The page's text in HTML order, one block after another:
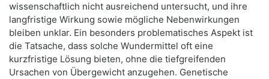
wissenschaftlich nicht ausreichend untersucht, und ihre
langfristige Wirkung sowie mögliche Nebenwirkungen
bleiben unklar. Ein besonders problematisches Aspekt ist
die Tatsache, dass solche Wundermittel oft eine
kurzfristige Lösung bieten, ohne die tiefgreifenden
Ursachen von Übergewicht anzugehen. Genetische